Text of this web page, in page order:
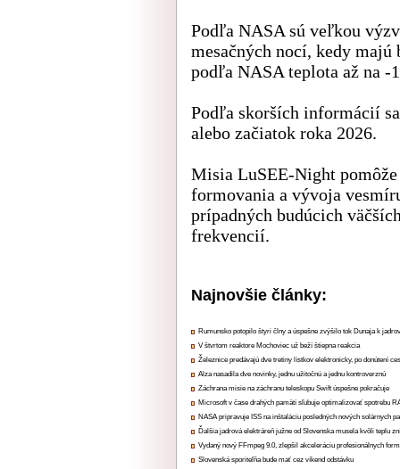
Podľa NASA sú veľkou
mesačných nocí, kedy
podľa NASA teplota až na -
Podľa skorších informácií
alebo začiatok roka 2026.
Misia LuSEE-Night
formovania a vývoja
prípadných budúcich
frekvencií.
Najnovšie články:
Rumunsko potopilo štyri člny a úspešne zvýšilo tok Dunaja k
V štvrtom reaktore Mochoviec už beží štiepna reakcia
Železnice predávajú dve tretiny lístkov elektronicky, po donútení
Alza nasadila dve novinky, jednu užitočnú a jednu kontroverznú
Záchrana misie na záchranu teleskopu Swift úspešne pokračuje
Microsoft v čase drahých pamätí sľubuje optimalizovať spotrebu
NASA pripravuje ISS na inštaláciu posledných nových solárnych
Ďalšia jadrová elektráreň južne od Slovenska musela kvôli teplu
Vydaný nový FFmpeg 9.0, zlepšil akceleráciu profesionálnych
Slovenská sporiteľňa bude mať cez víkend odstávku